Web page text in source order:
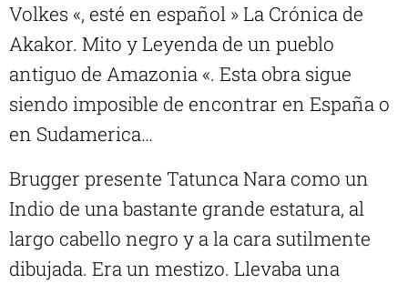
Volkes «, esté en español » La Crónica de
Akakor. Mito y Leyenda de un pueblo
antiguo de Amazonia «. Esta obra sigue
siendo imposible de encontrar en España o
en Sudamerica…
Brugger presente Tatunca Nara como un
Indio de una bastante grande estatura, al
largo cabello negro y a la cara sutilmente
dibujada. Era un mestizo. Llevaba una